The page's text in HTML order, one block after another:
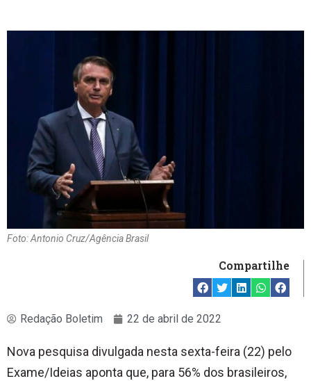
Foto: Antonio Cruz/Agência Brasil
Compartilhe
Redação Boletim 22 de abril de 2022
Nova pesquisa divulgada nesta sexta-feira (22) pelo
Exame/Ideias aponta que, para 56% dos brasileiros,